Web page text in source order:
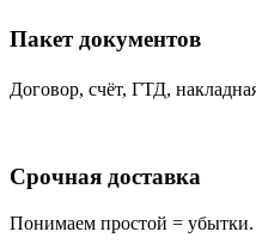
Пакет документов
Договор, счёт, ГТД,
Срочная доставка
Понимаем простой = убытки.